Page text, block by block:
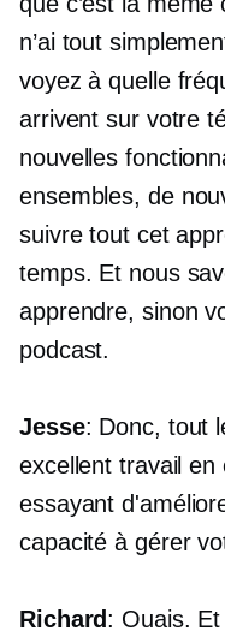
n’ai tout
voyez à quelle
arrivent sur votre
nouvelles
ensembles, de
suivre tout cet
temps. Et nous
apprendre, sinon
podcast.
Jesse: Donc, tout
excellent travail
essayant
capacité à gérer
Richard: Ouais.